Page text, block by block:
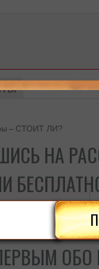
– СТОИТ ЛИ?
НА